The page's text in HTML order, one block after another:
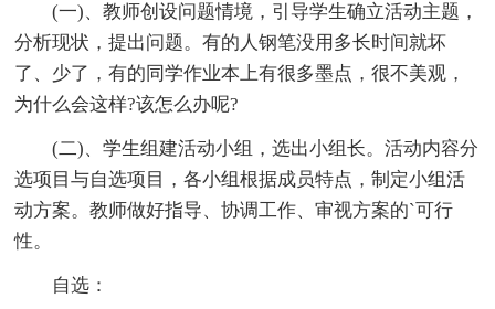
(一)、教师创设问题情境，引导学生确立活动主题，
分析现状，提出问题。有的人钢笔没用多长时间就坏
了、少了，有的同学作业本上有很多墨点，很不美观，
为什么会这样?该怎么办呢?
(二)、学生组建活动小组，选出小组长。活动内容分
选项目与自选项目，各小组根据成员特点，制定小组活
动方案。教师做好指导、协调工作、审视方案的`可行
性。
自选：